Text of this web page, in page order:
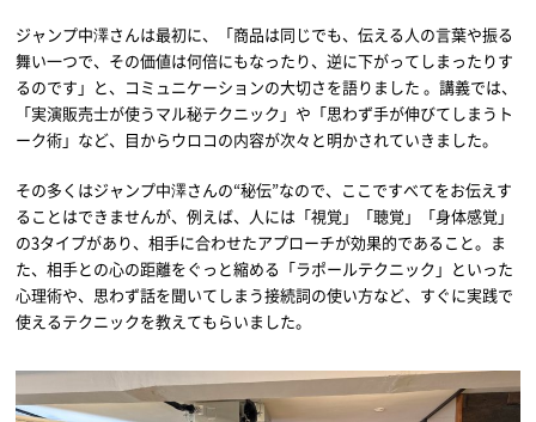
ジャンプ中澤さんは最初に、「商品は同じでも、伝える人の言葉や振る
舞い一つで、その価値は何倍にもなったり、逆に下がってしまったりす
るのです」と、コミュニケーションの大切さを語りました 。講義では、
「実演販売士が使うマル秘テクニック」や「思わず手が伸びてしまうト
ーク術」など、目からウロコの内容が次々と明かされていきました。
その多くはジャンプ中澤さんの“秘伝”なので、ここですべてをお伝えす
ることはできませんが、例えば、人には「視覚」「聴覚」「身体感覚」
の3タイプがあり、相手に合わせたアプローチが効果的であること。ま
た、相手との心の距離をぐっと縮める「ラポールテクニック」といった
心理術や、思わず話を聞いてしまう接続詞の使い方など、すぐに実践で
使えるテクニックを教えてもらいました。